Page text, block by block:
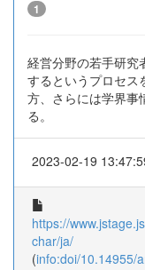
1
経営分野の若手研究
するというプロセス
方、さらには学界事
る。
2023-02-19
https://
char/ja/
(info:doi/10.14955/